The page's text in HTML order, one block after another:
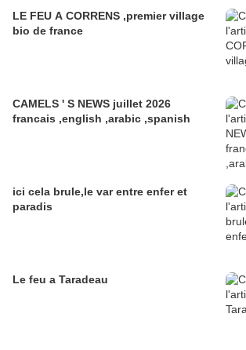
LE FEU A CORRENS ,premier village
bio de france
CAMELS ' S NEWS juillet 2026
francais ,english ,arabic ,spanish
ici cela brule,le var entre enfer et
paradis
Le feu a Taradeau